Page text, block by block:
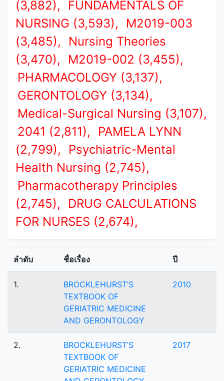
(3,882),
FUNDAMENTALS OF
NURSING (3,593),
M2019-003
(3,485),
Nursing Theories
(3,470),
M2019-002 (3,455),
PHARMACOLOGY (3,137),
GERONTOLOGY (3,134),
Medical-Surgical Nursing (3,107),
2041 (2,811),
PAMELA LYNN
(2,799),
Psychiatric-Mental
Health Nursing (2,745),
Pharmacotherapy Principles
(2,745),
DRUG CALCULATIONS
FOR NURSES (2,674),
ลำดับ ชื่อเรื่อง ปี
1.
BROCKLEHURST’S
TEXTBOOK OF
GERIATRIC MEDICINE
AND GERONTOLOGY
2010
2.
BROCKLEHURST’S
TEXTBOOK OF
GERIATRIC MEDICINE
2017